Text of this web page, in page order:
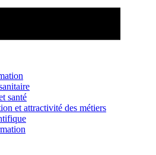
santé
et attractivité des métiers